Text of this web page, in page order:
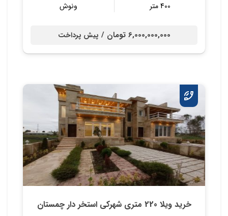
400 متر
ونوش
6,000,000,000 تومان / پیش پرداخت
خرید ویلا 220 متری شهرکی استخر دار چمستان